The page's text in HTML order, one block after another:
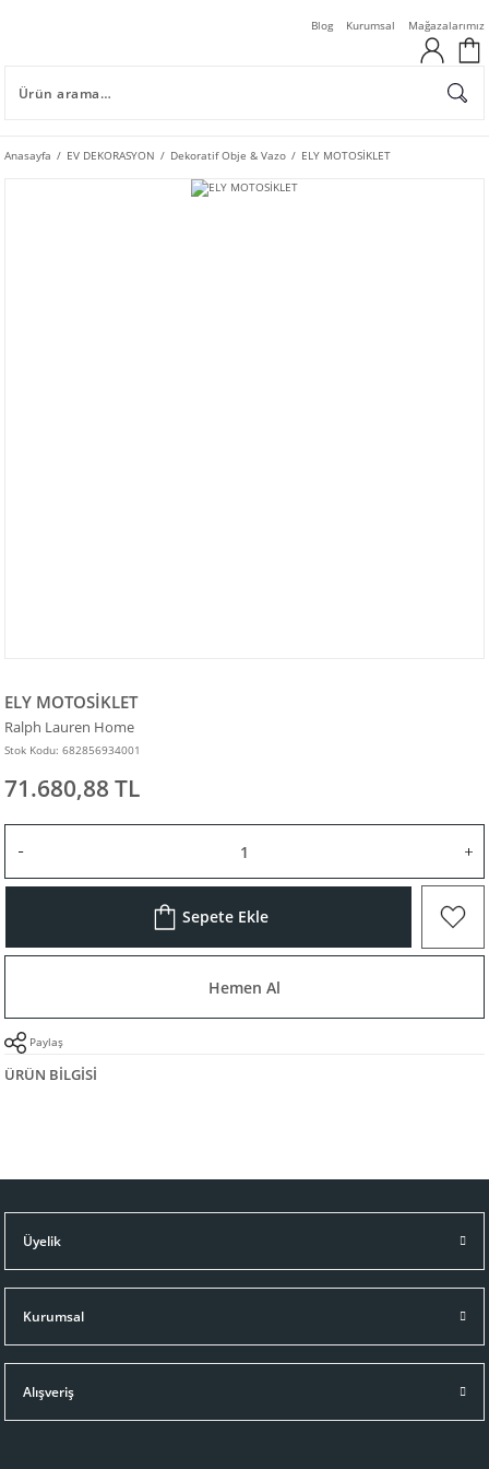
Blog Kurumsal Mağazalarımız
Anasayfa EV DEKORASYON Dekoratif Obje & Vazo ELY MOTOSİKLET
ELY MOTOSİKLET
Ralph Lauren Home
Stok Kodu: 682856934001
71.680,88 TL
Sepete Ekle
Hemen Al
Paylaş
ÜRÜN BILGISI
Üyelik
Kurumsal
Alışveriş